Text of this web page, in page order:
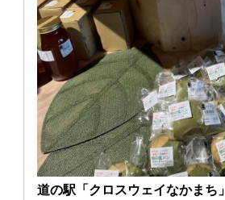
道の駅「クロスウェイなかまち」